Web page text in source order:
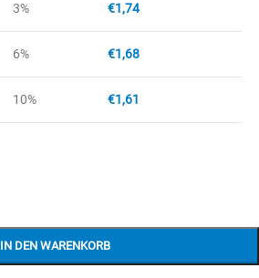
3% €1,74
6% €1,68
10% €1,61
IN DEN WARENKORB